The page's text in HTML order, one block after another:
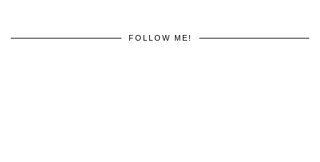
FOLLOW ME!